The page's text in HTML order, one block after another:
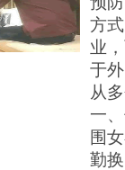
方
业
于
从
一
围
勤